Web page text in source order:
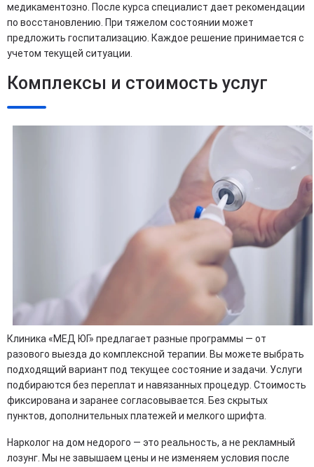
медикаментозно. После курса специалист дает рекомендации
по восстановлению. При тяжелом состоянии может
предложить госпитализацию. Каждое решение принимается с
учетом текущей ситуации.
Комплексы и стоимость услуг
Клиника «МЕД ЮГ» предлагает разные программы — от
разового выезда до комплексной терапии. Вы можете выбрать
подходящий вариант под текущее состояние и задачи. Услуги
подбираются без переплат и навязанных процедур. Стоимость
фиксирована и заранее согласовывается. Без скрытых
пунктов, дополнительных платежей и мелкого шрифта.
Нарколог на дом недорого — это реальность, а не рекламный
лозунг. Мы не завышаем цены и не изменяем условия после